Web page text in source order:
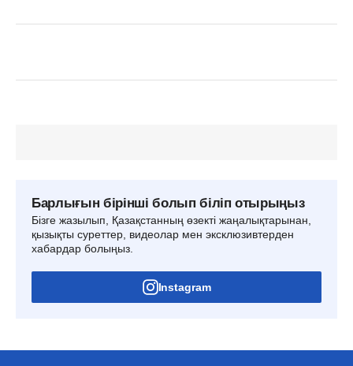
Барлығын бірінші болып біліп отырыңыз
Бізге жазылып, Қазақстанның өзекті жаңалықтарынан,
қызықты суреттер, видеолар мен эксклюзивтерден
хабардар болыңыз.
Instagram